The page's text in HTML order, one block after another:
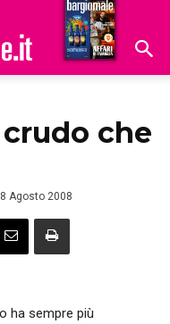
Hoteldomani
che
8 Agosto 2008
ha sempre più